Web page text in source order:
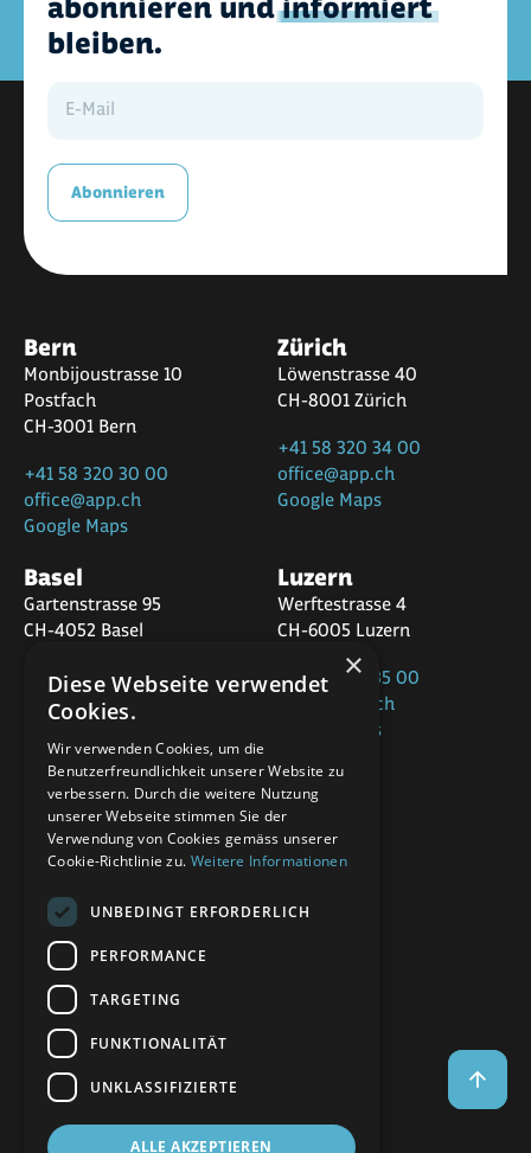
abonnieren undinformiert
bleiben.
Abonnieren
Bern
Monbijoustrasse 10
Postfach
CH-3001 Bern
+41 58 320 30 00
office@app.ch
Google Maps
Zürich
Löwenstrasse 40
CH-8001 Zürich
+41 58 320 34 00
office@app.ch
Google Maps
Basel
Gartenstrasse 95
CH-4052 Basel
+41 58 320 36 00
office@app.ch
Luzern
Werftestrasse 4
CH-6005 Luzern
+41 58 320 35 00
office@app.ch
Google Maps
St.Gallen
Marktplatz 22
CH-9000 St.Gallen
office@app.ch
Google Maps
Folgen Sie uns
×
Diese Webseite verwendet
Cookies.
Wir verwenden Cookies, um die
Benutzerfreundlichkeit unserer Website zu
verbessern. Durch die weitere Nutzung
unserer Webseite stimmen Sie der
Verwendung von Cookies gemäss unserer
Cookie-Richtlinie zu. Weitere Informationen
UNBEDINGT ERFORDERLICH
PERFORMANCE
TARGETING
FUNKTIONALITÄT
UNKLASSIFIZIERTE
ALLE AKZEPTIEREN